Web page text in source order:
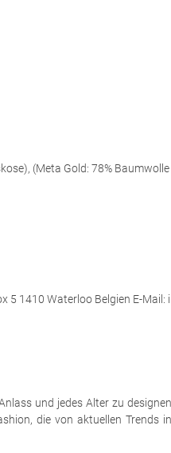
(Meta Gold: 78%
5 1410 Waterloo Belgien E-
und jedes Alter zu
die von aktuellen